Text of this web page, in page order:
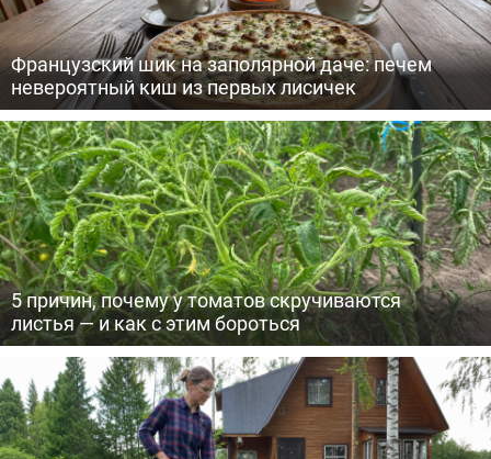
Французский шик на заполярной даче: печем
невероятный киш из первых лисичек
5 причин, почему у томатов скручиваются
листья — и как с этим бороться